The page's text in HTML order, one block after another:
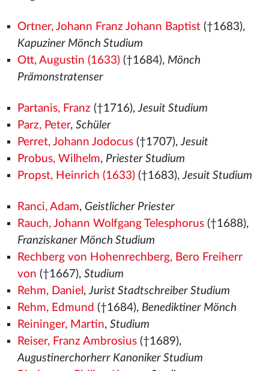
Ortner, Johann Franz Johann Baptist(†1683),
Kapuziner Mönch Studium
Ott, Augustin (1633)(†1684), Mönch
Prämonstratenser
Partanis, Franz (†1716),Jesuit Studium
Parz, Peter, Schüler
Perret, Johann Jodocus(†1707),Jesuit
Probus, Wilhelm, Priester Studium
Propst, Heinrich (1633)(†1683),Jesuit Studium
Ranci, Adam, Geistlicher Priester
Rauch, Johann Wolfgang Telesphorus(†1688),
Franziskaner Mönch Studium
Rechberg von Hohenrechberg, Bero Freiherr
von (†1667), Studium
Rehm, Daniel ,Jurist Stadtschreiber Studium
Rehm, Edmund (†1684), Benediktiner Mönch
Reininger, Martin, Studium
Reiser, Franz Ambrosius(†1689),
Augustinerchorherr Kanoniker Studium